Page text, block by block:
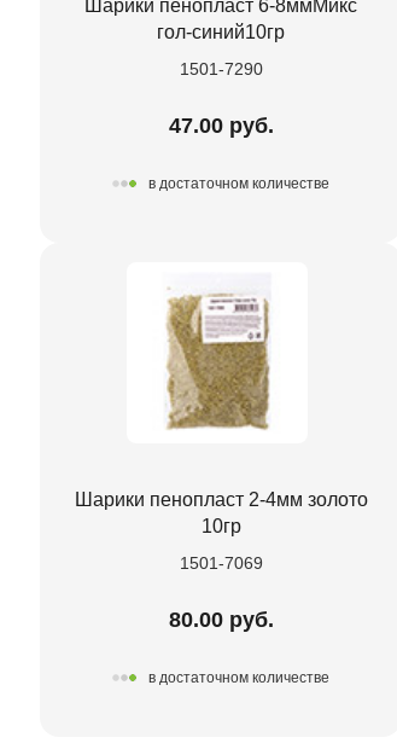
Шарики пенопласт 6-8ммМикс
гол-синий10гр
1501-7290
47.00 руб.
в достаточном количестве
Шарики пенопласт 2-4мм золото
10гр
1501-7069
80.00 руб.
в достаточном количестве